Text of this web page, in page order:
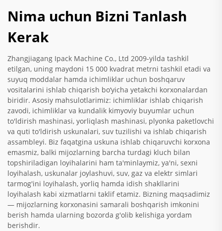
Nima uchun Bizni Tanlash
Kerak
Zhangjiagang Ipack Machine Co., Ltd 2009-yilda tashkil
etilgan, uning maydoni 15 000 kvadrat metrni tashkil etadi va
suyuq moddalar hamda ichimliklar uchun boshqaruv
vositalarini ishlab chiqarish bo‘yicha yetakchi korxonalardan
biridir. Asosiy mahsulotlarimiz: ichimliklar ishlab chiqarish
zavodi, ichimliklar va kundalik kimyoviy buyumlar uchun
to'ldirish mashinasi, yorliqlash mashinasi, plyonka paketlovchi
va quti to'ldirish uskunalari, suv tuzilishi va ishlab chiqarish
assambleyi. Biz faqatgina uskuna ishlab chiqaruvchi korxona
emasmiz, balki mijozlarning barcha turdagi kluch bilan
topshiriladigan loyihalarini ham ta'minlaymiz, ya'ni, sexni
loyihalash, uskunalar joylashuvi, suv, gaz va elektr simlari
tarmog'ini loyihalash, yorliq hamda idish shakllarini
loyihalash kabi xizmatlarni taklif etamiz. Bizning maqsadimiz
— mijozlarning korxonasini samarali boshqarish imkonini
berish hamda ularning bozorda g'olib kelishiga yordam
berishdir.